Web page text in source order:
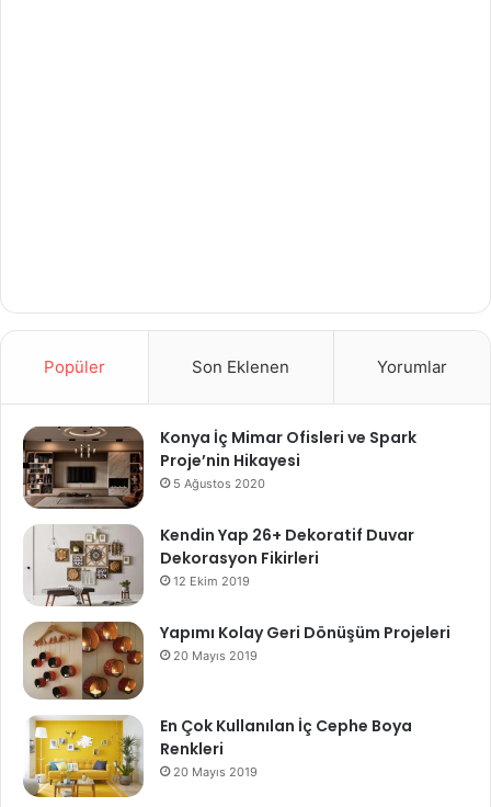
Popüler Son Eklenen Yorumlar
Konya İç Mimar Ofisleri ve Spark
Proje’nin Hikayesi
5 Ağustos 2020
Kendin Yap 26+ Dekoratif Duvar
Dekorasyon Fikirleri
12 Ekim 2019
Yapımı Kolay Geri Dönüşüm Projeleri
20 Mayıs 2019
En Çok Kullanılan İç Cephe Boya
Renkleri
20 Mayıs 2019